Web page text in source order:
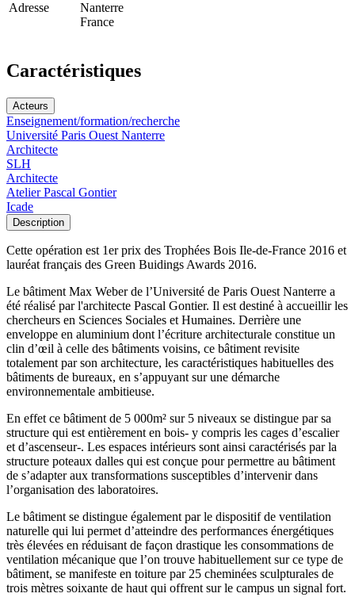
Adresse
Nanterre
France
Caractéristiques
Acteurs
Enseignement/formation/recherche
Université Paris Ouest Nanterre
Architecte
SLH
Architecte
Atelier Pascal Gontier
Icade
Description
Cette opération est 1er prix des Trophées Bois Ile-de-France 2016 et
lauréat français des Green Buidings Awards 2016.
Le bâtiment Max Weber de l’Université de Paris Ouest Nanterre a
été réalisé par l'architecte Pascal Gontier. Il est destiné à accueillir les
chercheurs en Sciences Sociales et Humaines. Derrière une
enveloppe en aluminium dont l’écriture architecturale constitue un
clin d’œil à celle des bâtiments voisins, ce bâtiment revisite
totalement par son architecture, les caractéristiques habituelles des
bâtiments de bureaux, en s’appuyant sur une démarche
environnementale ambitieuse.
En effet ce bâtiment de 5 000m² sur 5 niveaux se distingue par sa
structure qui est entièrement en bois- y compris les cages d’escalier
et d’ascenseur-. Les espaces intérieurs sont ainsi caractérisés par la
structure poteaux dalles qui est conçue pour permettre au bâtiment
de s’adapter aux transformations susceptibles d’intervenir dans
l’organisation des laboratoires.
Le bâtiment se distingue également par le dispositif de ventilation
naturelle qui lui permet d’atteindre des performances énergétiques
très élevées en réduisant de façon drastique les consommations de
ventilation mécanique que l’on trouve habituellement sur ce type de
bâtiment, se manifeste en toiture par 25 cheminées sculpturales de
trois mètres soixante de haut qui offrent sur le campus un signal fort.